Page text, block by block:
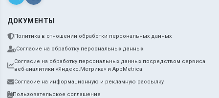
ДОКУМЕНТЫ
Политика в отношении обработки персональных данных
Согласие на обработку персональных данных
Согласие на обработку персональных данных посредством сервиса
веб-аналитики «Яндекс.Метрика» и AppMetrica
Согласие на информационную и рекламную рассылку
Пользовательское соглашение